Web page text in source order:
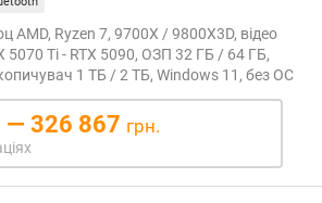
AMD, Ryzen 7, 9700X / 9800X3D, відео
5070 Ti - RTX 5090, ОЗП 32 ГБ / 64 ГБ,
1 ТБ / 2 ТБ, Windows 11, без ОС
— 326 867 грн.